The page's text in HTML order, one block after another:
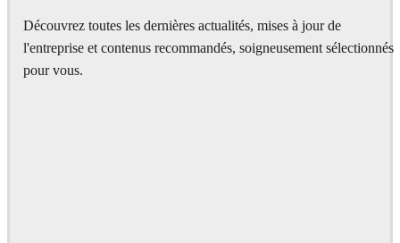
Découvrez toutes les dernières actualités, mises à jour de
l'entreprise et contenus recommandés, soigneusement sélectionnés
pour vous.